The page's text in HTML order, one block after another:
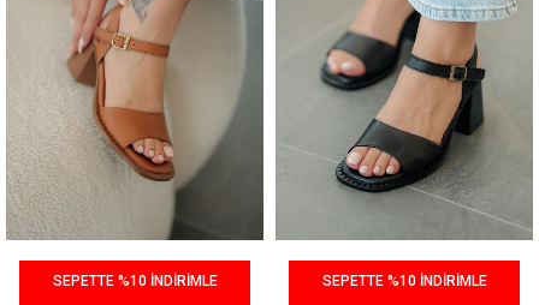
SEPETTE %10 İNDİRİMLE SEPETTE %10 İNDİRİMLE